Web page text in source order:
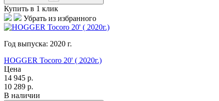
Купить в 1 клик
Убрать из избранного
Год выпуска: 2020 г.
HOGGER Tocoro 20' ( 2020г.)
Цена
14 945 р.
10 289 р.
В наличии